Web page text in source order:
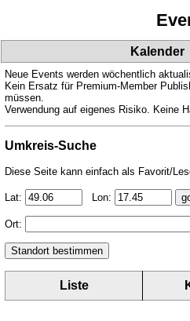
Kalender
Neue Events werden wöchentlich
Kein Ersatz für Premium-Member
müssen.
Verwendung auf eigenes Risiko. Keine
Umkreis-Suche
Diese Seite kann einfach als Favorit/
Lat: Lon:
Ort:
Liste